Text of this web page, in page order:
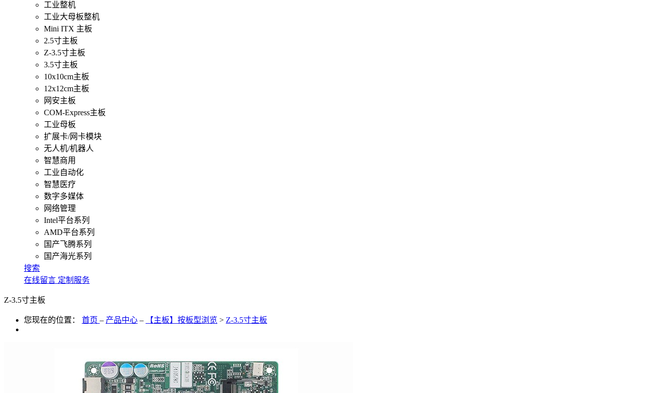
工业整机
工业大母板整机
Mini ITX 主板
2.5寸主板
Z-3.5寸主板
3.5寸主板
10x10cm主板
12x12cm主板
网安主板
COM-Express主板
工业母板
扩展卡/网卡模块
无人机/机器人
智慧商用
工业自动化
智慧医疗
数字多媒体
网络管理
Intel平台系列
AMD平台系列
国产飞腾系列
国产海光系列
搜索
在线留言 定制服务
Z-3.5寸主板
您现在的位置： 首页 – 产品中心 – 【主板】按板型浏览 > Z-3.5寸主板